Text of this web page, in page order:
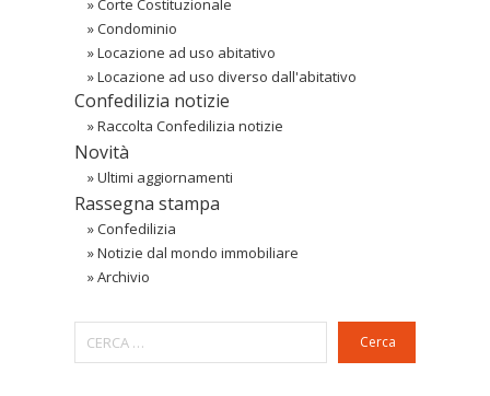
»Corte Costituzionale
»Condominio
»Locazione ad uso abitativo
»Locazione ad uso diverso dall'abitativo
Confedilizia notizie
»Raccolta Confedilizia notizie
Novità
»Ultimi aggiornamenti
Rassegna stampa
»Confedilizia
»Notizie dal mondo immobiliare
»Archivio
Cerca